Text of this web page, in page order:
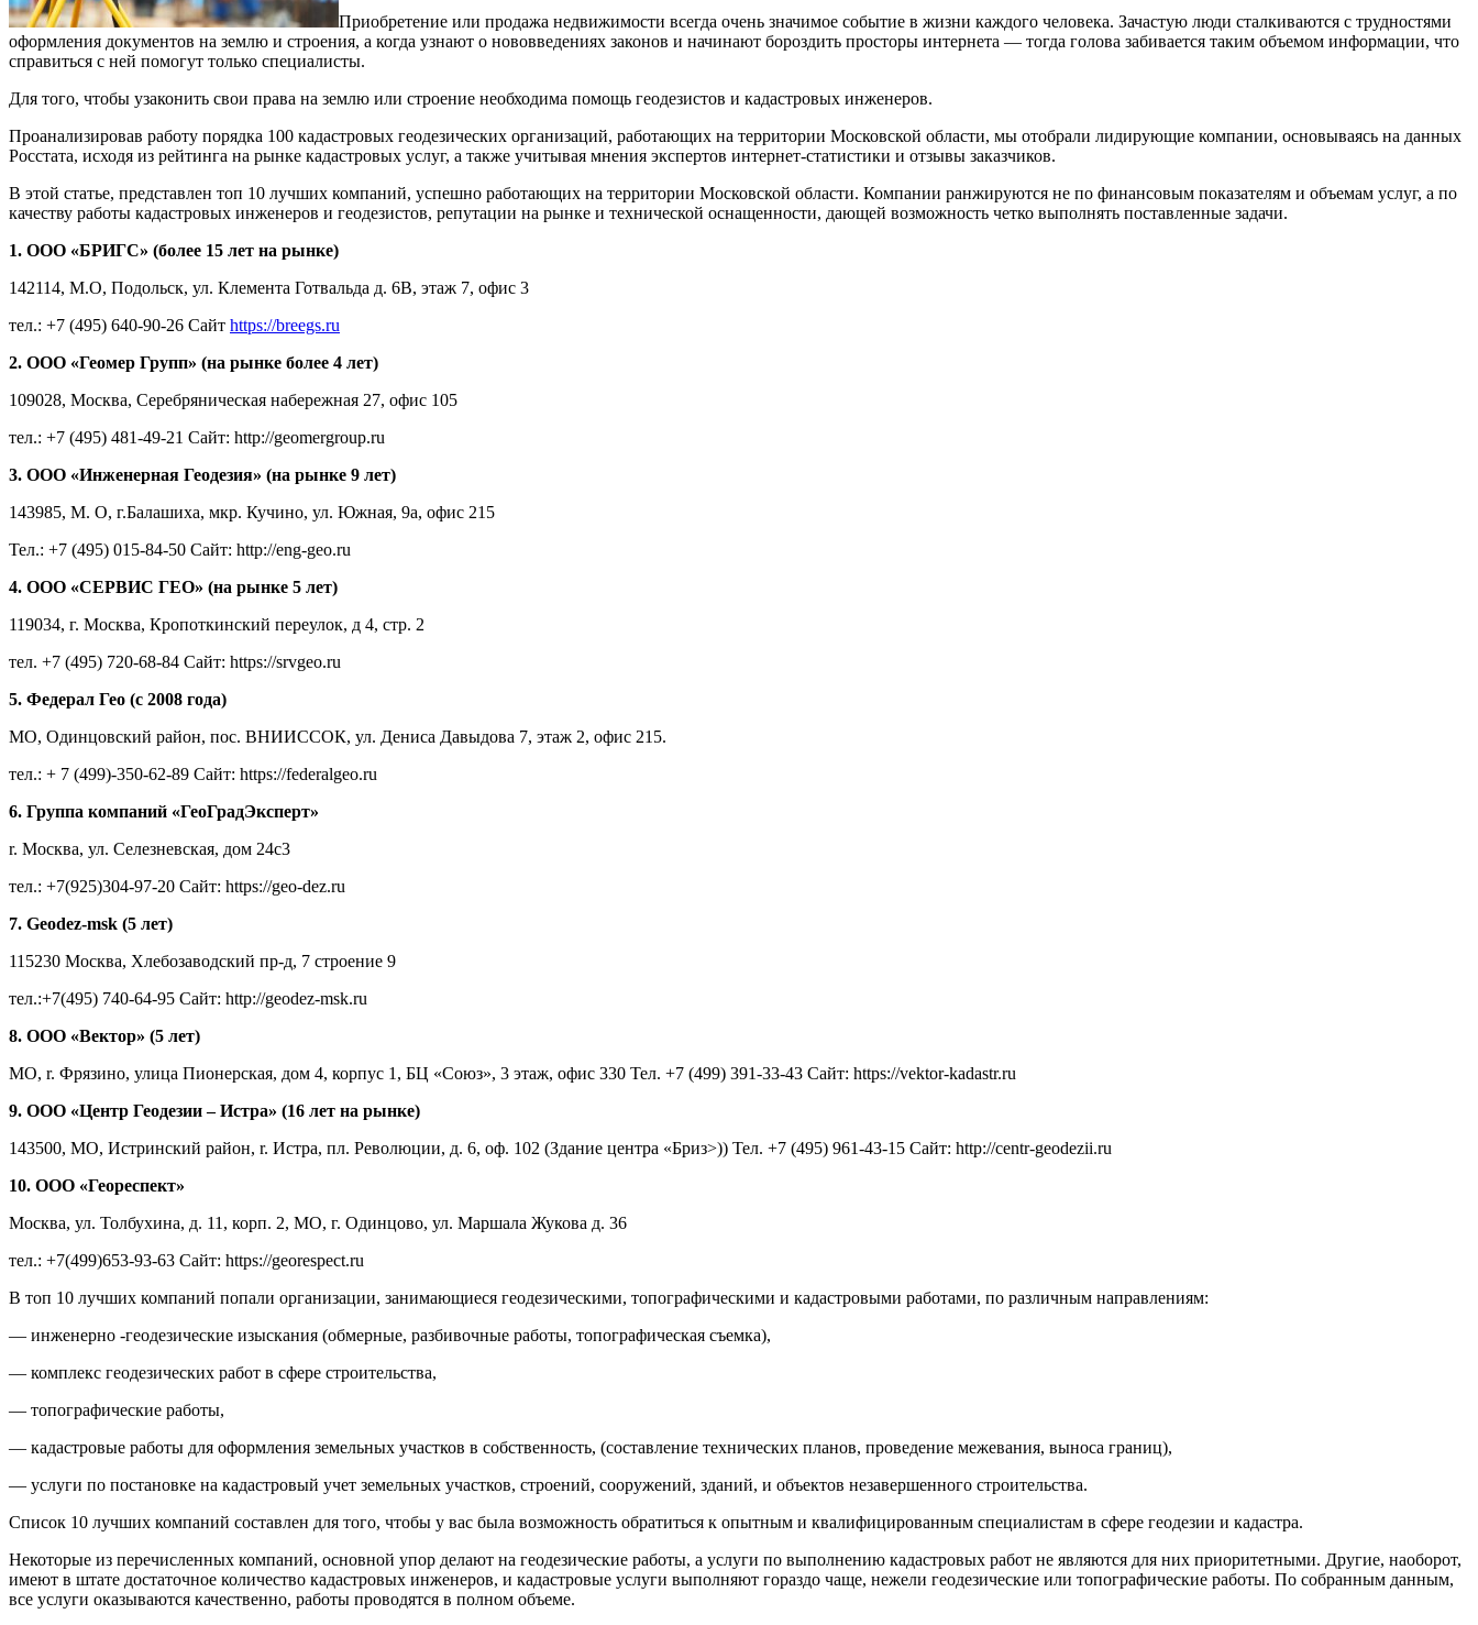
Приобретение или продажа недвижимости всегда очень значимое событие в жизни каждого человека. Зачастую люди сталкиваются с трудностями
оформления документов на землю и строения, а когда узнают о нововведениях законов и начинают бороздить просторы интернета — тогда голова забивается таким объемом информации, что
справиться с ней помогут только специалисты.
Для того, чтобы узаконить свои права на землю или строение необходима помощь геодезистов и кадастровых инженеров.
Проанализировав работу порядка 100 кадастровых геодезических организаций, работающих на территории Московской области, мы отобрали лидирующие компании, основываясь на данных
Росстата, исходя из рейтинга на рынке кадастровых услуг, а также учитывая мнения экспертов интернет-статистики и отзывы заказчиков.
В этой статье, представлен топ 10 лучших компаний, успешно работающих на территории Московской области. Компании ранжируются не по финансовым показателям и объемам услуг, а по
качеству работы кадастровых инженеров и геодезистов, репутации на рынке и технической оснащенности, дающей возможность четко выполнять поставленные задачи.
1. ООО «БРИГС» (более 15 лет на рынке)
142114, М.О, Подольск, ул. Клемента Готвальда д. 6В, этаж 7, офис 3
тел.: +7 (495) 640-90-26 Сайт https://breegs.ru
2. ООО «Геомер Групп» (на рынке более 4 лет)
109028, Москва, Серебряническая набережная 27, офис 105
тел.: +7 (495) 481-49-21 Сайт: http://geomergroup.ru
3. ООО «Инженерная Геодезия» (на рынке 9 лет)
143985, М. О, г.Балашиха, мкр. Кучино, ул. Южная, 9а, офис 215
Тел.: +7 (495) 015-84-50 Сайт: http://eng-geo.ru
4. ООО «СЕРВИС ГЕО» (на рынке 5 лет)
119034, г. Москва, Кропоткинский переулок, д 4, стр. 2
тел. +7 (495) 720-68-84 Сайт: https://srvgeo.ru
5. Федерал Гео (с 2008 года)
МО, Одинцовский район, пос. ВНИИССОК, ул. Дениса Давыдова 7, этаж 2, офис 215.
тел.: + 7 (499)-350-62-89 Сайт: https://federalgeo.ru
6. Группа компаний «ГеоГрадЭксперт»
r. Москва, ул. Селезневская, дом 24с3
тел.: +7(925)304-97-20 Сайт: https://geo-dez.ru
7. Geodez-msk (5 лет)
115230 Москва, Хлебозаводский пр-д, 7 строение 9
тел.:+7(495) 740-64-95 Сайт: http://geodez-msk.ru
8. ООО «Вектор» (5 лет)
МО, r. Фрязино, улица Пионерская, дом 4, корпус 1, БЦ «Союз», 3 этаж, офис 330 Тел. +7 (499) 391-33-43 Сайт: https://vektor-kadastr.ru
9. ООО «Центр Геодезии – Истра» (16 лет на рынке)
143500, МО, Истринский район, r. Истра, пл. Революции, д. 6, оф. 102 (Здание центра «Бриз>)) Тел. +7 (495) 961-43-15 Сайт: http://centr-geodezii.ru
10. ООО «Геореспект»
Москва, ул. Толбухина, д. 11, корп. 2, МО, г. Одинцово, ул. Маршала Жукова д. 36
тел.: +7(499)653-93-63 Сайт: https://georespect.ru
В топ 10 лучших компаний попали организации, занимающиеся геодезическими, топографическими и кадастровыми работами, по различным направлениям:
— инженерно -геодезические изыскания (обмерные, разбивочные работы, топографическая съемка),
— комплекс геодезических работ в сфере строительства,
— топографические работы,
— кадастровые работы для оформления земельных участков в собственность, (составление технических планов, проведение межевания, выноса границ),
— услуги по постановке на кадастровый учет земельных участков, строений, сооружений, зданий, и объектов незавершенного строительства.
Список 10 лучших компаний составлен для того, чтобы у вас была возможность обратиться к опытным и квалифицированным специалистам в сфере геодезии и кадастра.
Некоторые из перечисленных компаний, основной упор делают на геодезические работы, а услуги по выполнению кадастровых работ не являются для них приоритетными. Другие, наоборот,
имеют в штате достаточное количество кадастровых инженеров, и кадастровые услуги выполняют гораздо чаще, нежели геодезические или топографические работы. По собранным данным,
все услуги оказываются качественно, работы проводятся в полном объеме.